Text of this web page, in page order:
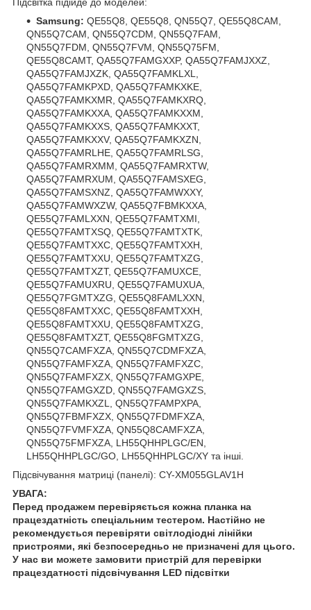
Samsung: QE55Q8, QE55Q8, QN55Q7, QE55Q8CAM,
QN55Q7CAM, QN55Q7CDM, QN55Q7FAM,
QN55Q7FDM, QN55Q7FVM, QN55Q75FM,
QE55Q8CAMT, QA55Q7FAMGXXP, QA55Q7FAMJXXZ,
QA55Q7FAMJXZK, QA55Q7FAMKLXL,
QA55Q7FAMKPXD, QA55Q7FAMKXKE,
QA55Q7FAMKXMR, QA55Q7FAMKXRQ,
QA55Q7FAMKXXA, QA55Q7FAMKXXM,
QA55Q7FAMKXXS, QA55Q7FAMKXXT,
QA55Q7FAMKXXV, QA55Q7FAMKXZN,
QA55Q7FAMRLHE, QA55Q7FAMRLSG,
QA55Q7FAMRXMM, QA55Q7FAMRXTW,
QA55Q7FAMRXUM, QA55Q7FAMSXEG,
QA55Q7FAMSXNZ, QA55Q7FAMWXXY,
QA55Q7FAMWXZW, QA55Q7FBMKXXA,
QE55Q7FAMLXXN, QE55Q7FAMTXMI,
QE55Q7FAMTXSQ, QE55Q7FAMTXTK,
QE55Q7FAMTXXC, QE55Q7FAMTXXH,
QE55Q7FAMTXXU, QE55Q7FAMTXZG,
QE55Q7FAMTXZT, QE55Q7FAMUXCE,
QE55Q7FAMUXRU, QE55Q7FAMUXUA,
QE55Q7FGMTXZG, QE55Q8FAMLXXN,
QE55Q8FAMTXXC, QE55Q8FAMTXXH,
QE55Q8FAMTXXU, QE55Q8FAMTXZG,
QE55Q8FAMTXZT, QE55Q8FGMTXZG,
QN55Q7CAMFXZA, QN55Q7CDMFXZA,
QN55Q7FAMFXZA, QN55Q7FAMFXZC,
QN55Q7FAMFXZX, QN55Q7FAMGXPE,
QN55Q7FAMGXZD, QN55Q7FAMGXZS,
QN55Q7FAMKXZL, QN55Q7FAMPXPA,
QN55Q7FBMFXZX, QN55Q7FDMFXZA,
QN55Q7FVMFXZA, QN55Q8CAMFXZA,
QN55Q75FMFXZA, LH55QHHPLGC/EN,
LH55QHHPLGC/GO, LH55QHHPLGC/XY та інші.
Підсвічування матриці (панелі): CY-XM055GLAV1H
УВАГА:
Перед продажем перевіряється кожна планка на
працездатність спеціальним тестером. Настійно не
рекомендується перевіряти світлодіодні лінійки
пристроями, які безпосередньо не призначені для цього.
У нас ви можете замовити пристрій для перевірки
працездатності підсвічування LED підсвітки